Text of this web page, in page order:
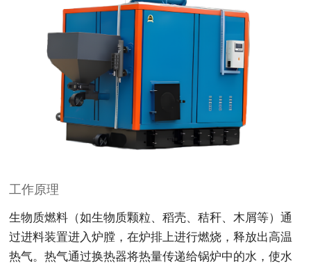
工作原理
生物质燃料（如生物质颗粒、稻壳、秸秆、木屑等）通
过进料装置进入炉膛，在炉排上进行燃烧，释放出高温
热气。热气通过换热器将热量传递给锅炉中的水，使水